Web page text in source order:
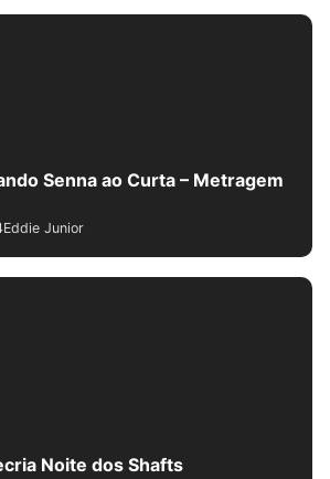
Senna ao Curta – Metragem
Eddie Junior
Noite dos Shafts